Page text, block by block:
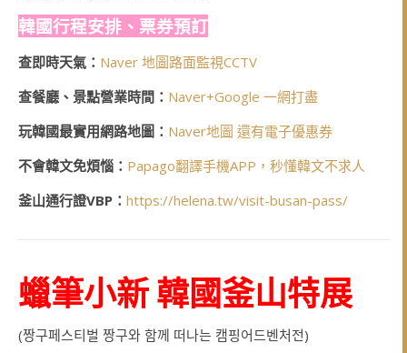
韓國行程安排、票券預訂
查即時天氣： Naver 地圖路面監視CCTV
查餐廳、景點營業時間： Naver+Google 一網打盡
玩韓國最實用網路地圖： Naver地圖 還有電子優惠券
不會韓文免煩惱： Papago翻譯手機APP，秒懂韓文不求人
釜山通行證VBP： https://helena.tw/visit-busan-pass/
蠟筆小新 韓國釜山特展
(짱구페스티벌 짱구와 함께 떠나는 캠핑어드벤처전)